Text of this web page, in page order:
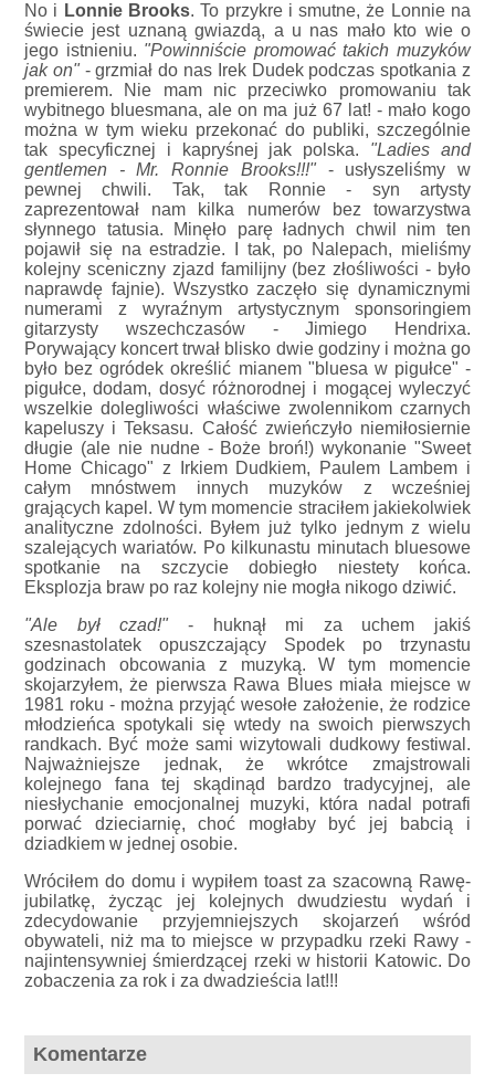
No i Lonnie Brooks. To przykre i smutne, że Lonnie na
świecie jest uznaną gwiazdą, a u nas mało kto wie o
jego istnieniu. "Powinniście promować takich muzyków
jak on"- grzmiał do nas Irek Dudek podczas spotkania z
premierem. Nie mam nic przeciwko promowaniu tak
wybitnego bluesmana, ale on ma już 67 lat! - mało kogo
można w tym wieku przekonać do publiki, szczególnie
tak specyficznej i kapryśnej jak polska. "Ladies and
gentlemen - Mr. Ronnie Brooks!!!"- usłyszeliśmy w
pewnej chwili. Tak, tak Ronnie - syn artysty
zaprezentował nam kilka numerów bez towarzystwa
słynnego tatusia. Minęło parę ładnych chwil nim ten
pojawił się na estradzie. I tak, po Nalepach, mieliśmy
kolejny sceniczny zjazd familijny (bez złośliwości - było
naprawdę fajnie). Wszystko zaczęło się dynamicznymi
numerami z wyraźnym artystycznym sponsoringiem
gitarzysty wszechczasów - Jimiego Hendrixa.
Porywający koncert trwał blisko dwie godziny i można go
było bez ogródek określić mianem "bluesa w pigułce" -
pigułce, dodam, dosyć różnorodnej i mogącej wyleczyć
wszelkie dolegliwości właściwe zwolennikom czarnych
kapeluszy i Teksasu. Całość zwieńczyło niemiłosiernie
długie (ale nie nudne - Boże broń!) wykonanie "Sweet
Home Chicago" z Irkiem Dudkiem, Paulem Lambem i
całym mnóstwem innych muzyków z wcześniej
grających kapel. W tym momencie straciłem jakiekolwiek
analityczne zdolności. Byłem już tylko jednym z wielu
szalejących wariatów. Po kilkunastu minutach bluesowe
spotkanie na szczycie dobiegło niestety końca.
Eksplozja braw po raz kolejny nie mogła nikogo dziwić.
"Ale był czad!"- huknął mi za uchem jakiś
szesnastolatek opuszczający Spodek po trzynastu
godzinach obcowania z muzyką. W tym momencie
skojarzyłem, że pierwsza Rawa Blues miała miejsce w
1981 roku - można przyjąć wesołe założenie, że rodzice
młodzieńca spotykali się wtedy na swoich pierwszych
randkach. Być może sami wizytowali dudkowy festiwal.
Najważniejsze jednak, że wkrótce zmajstrowali
kolejnego fana tej skądinąd bardzo tradycyjnej, ale
niesłychanie emocjonalnej muzyki, która nadal potrafi
porwać dzieciarnię, choć mogłaby być jej babcią i
dziadkiem w jednej osobie.
Wróciłem do domu i wypiłem toast za szacowną Rawę-
jubilatkę, życząc jej kolejnych dwudziestu wydań i
zdecydowanie przyjemniejszych skojarzeń wśród
obywateli, niż ma to miejsce w przypadku rzeki Rawy -
najintensywniej śmierdzącej rzeki w historii Katowic. Do
zobaczenia za rok i za dwadzieścia lat!!!
Komentarze